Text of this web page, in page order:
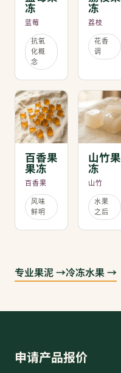
冻
蓝莓
抗氧
化概
念
冻
荔枝
花香
调
百香果
果冻
百香果
风味
鲜明
山竹果
冻
山竹
水果
之后
专业果泥 →冷冻水果 →
申请产品报价